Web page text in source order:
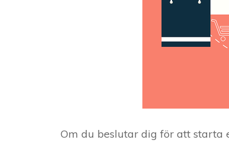
Om du beslutar dig för att starta